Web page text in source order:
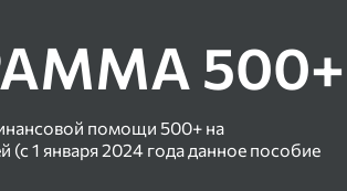
500+
помощи 500+ на
(с 1 января 2024 года данное пособие